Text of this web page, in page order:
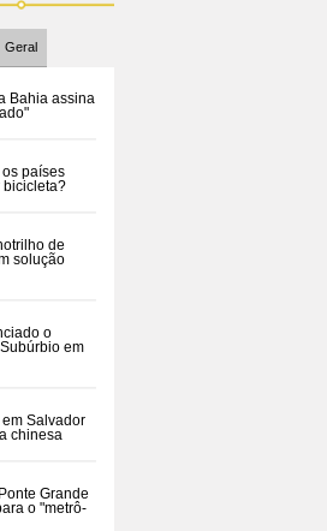
Geral
Bahia assina
países
bicicleta?
de
solução
o
em
Salvador
chinesa
Grande
o "metrô-